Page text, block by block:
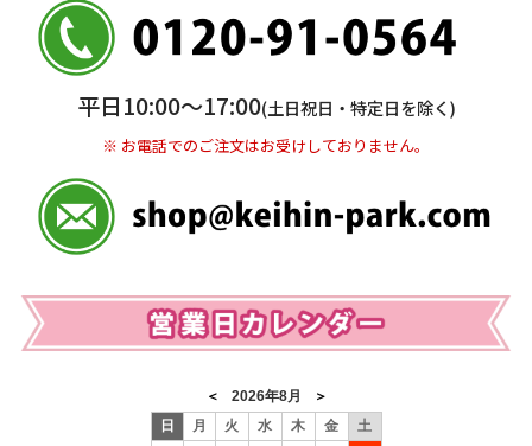
※ お支払い金額30万円まで。
三井住友銀行 船橋支店
普通 7263489
※ 振込み手数料お客様ご負担。
平日10:00〜17:00(土日祝日・特定日を除く)
※ お電話でのご注文はお受けしておりません。